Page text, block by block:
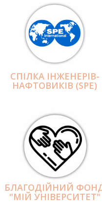
СПІЛКА ІНЖЕНЕРІВ-
НАФТОВИКІВ (SPE)
БЛАГОДІЙНИЙ
"МІЙ УНІВЕРСИТЕТ"